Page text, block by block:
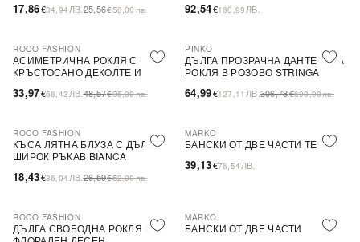
17,86€34,94 ЛВ.25,56€50,00лв. 92,54€180,99 ЛВ.
-30%
ROCO FASHION
АСИМЕТРИЧНА РОКЛЯ С
КРЪСТОСАНО ДЕКОЛТЕ И
33,97€66,43 ЛВ.48,57€95,00лв.
-79%
PINKO
ДЪЛГА ПРОЗРАЧНА ДАНТЕЛЕНА
РОКЛЯ В РОЗОВО STRINGA
64,99€127,11 ЛВ.306,78€600,00лв.
-31%
ROCO FASHION
КЪСА ЛЯТНА БЛУЗА С ДЪЛЪГ
ШИРОК РЪКАВ BIANCA
18,43€36,04 ЛВ.26,59€52,00лв.
MARKO
БАНСКИ ОТ ДВЕ ЧАСТИ TEONA
39,13€76,54 ЛВ.
-31%
ROCO FASHION
ДЪЛГА СВОБОДНА РОКЛЯ С
MARKO
БАНСКИ ОТ ДВЕ ЧАСТИ